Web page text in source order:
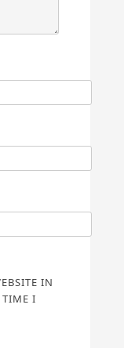
IN
TIME I